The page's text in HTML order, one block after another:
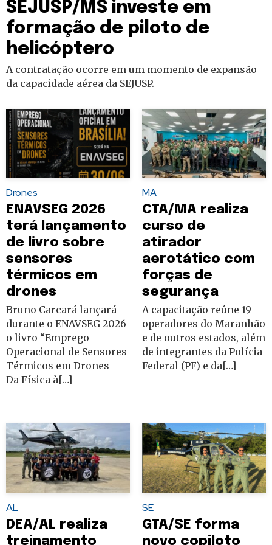
SEJUSP/MS investe em
formação de piloto de
helicóptero
A contratação ocorre em um momento de expansão
da capacidade aérea da SEJUSP.
Drones
ENAVSEG 2026
terá lançamento
de livro sobre
sensores
térmicos em
drones
Bruno Carcará lançará
durante o ENAVSEG 2026
o livro “Emprego
Operacional de Sensores
Térmicos em Drones –
Da Física à[…]
MA
CTA/MA realiza
curso de
atirador
aerotático com
forças de
segurança
A capacitação reúne 19
operadores do Maranhão
e de outros estados, além
de integrantes da Polícia
Federal (PF) e da[…]
AL
DEA/AL realiza
treinamento
SE
GTA/SE forma
novo copiloto